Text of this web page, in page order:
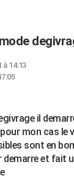
à 14:13
il
mon cas
sont en
et fait